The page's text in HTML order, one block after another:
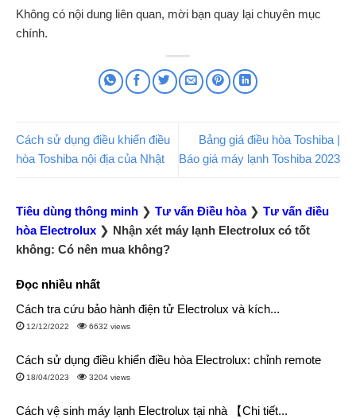
Không có nội dung liên quan, mời bạn quay lại chuyên mục
chính.
Cách sử dụng điều khiển điều
hòa Toshiba nội địa của Nhật
Bảng giá điều hòa Toshiba |
Báo giá máy lạnh Toshiba 2023
Tiêu dùng thông minh ❯ Tư vấn Điều hòa❯ Tư vấn điều
hòa Electrolux ❯ Nhận xét máy lạnh Electrolux có tốt
không: Có nên mua không?
Đọc nhiều nhất
Cách tra cứu bảo hành điện tử Electrolux và kích...
12/12/2022 6632 views
Cách sử dụng điều khiển điều hòa Electrolux: chỉnh remote
18/04/2023 3204 views
Cách vệ sinh máy lạnh Electrolux tại nhà 【Chi tiết...